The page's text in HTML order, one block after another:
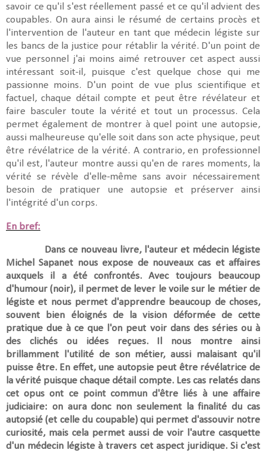
savoir ce qu'il s'est réellement passé et ce qu'il advient des
coupables. On aura ainsi le résumé de certains procès et
l'intervention de l'auteur en tant que médecin légiste sur
les bancs de la justice pour rétablir la vérité. D'un point de
vue personnel j'ai moins aimé retrouver cet aspect aussi
intéressant soit-il, puisque c'est quelque chose qui me
passionne moins. D'un point de vue plus scientifique et
factuel, chaque détail compte et peut être révélateur et
faire basculer toute la vérité et tout un processus. Cela
permet également de montrer à quel point une autopsie,
aussi malheureuse qu'elle soit dans son acte physique, peut
être révélatrice de la vérité. A contrario, en professionnel
qu'il est, l'auteur montre aussi qu'en de rares moments, la
vérité se révèle d'elle-même sans avoir nécessairement
besoin de pratiquer une autopsie et préserver ainsi
l'intégrité d'un corps.
En bref:
Dans ce nouveau livre, l'auteur et médecin légiste
Michel Sapanet nous expose de nouveaux cas et affaires
auxquels il a été confrontés. Avec toujours beaucoup
d'humour (noir), il permet de lever le voile sur le métier de
légiste et nous permet d'apprendre beaucoup de choses,
souvent bien éloignés de lavision déformée de cette
pratique due à ce que l'on peut voir dans des séries ou à
des clichés ou idées reçues. Il nous montre ainsi
brillamment l'utilité de son métier, aussi malaisant qu'il
puisse être. En effet, une autopsie peut être révélatrice de
la vérité puisquechaque détail compte.Les cas relatés dans
cet opus ont ce point commun d'être liés à une affaire
judiciaire: on aura donc non seulement la finalité du cas
autopsié (et celle du coupable) qui permet d'assouvir notre
curiosité, mais cela permet aussi de voir l'autre casquette
d'un médecin légiste à travers cet aspect juridique. Si c'est